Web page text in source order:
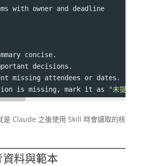
with owner and deadline
concise.
decisions.
missing attendees or dates.
is missing, mark it as "未提供"
是 Claude 之後使用 Skill 時會讀取的核
料與範本